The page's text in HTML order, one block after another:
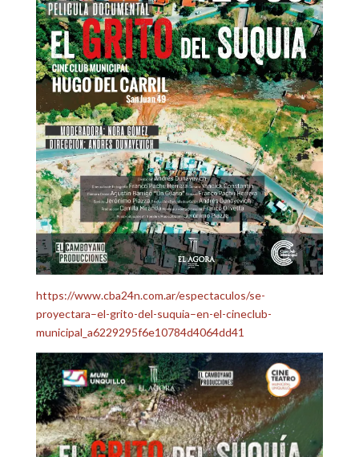
https://www.cba24n.com.ar/espectaculos/se-
proyectara–el-grito-del-suquia–en-el-cineclub-
municipal_a6229295f6e10784d4064dd41